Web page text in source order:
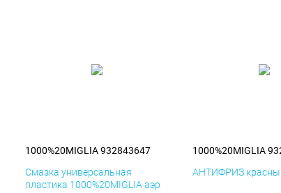
1000%20MIGLIA 932843647
Смазка универсальная
пластика 1000%20MIGLIA аэр
1000%20MIGLIA
АНТИФРИЗ